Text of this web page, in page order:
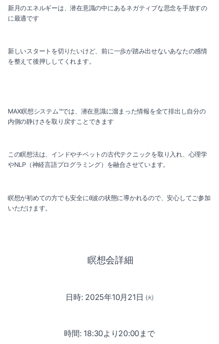
新月のエネルギーは、潜在意識の中にあるネガティブな思念を手放すの
に最適です
新しいスタートを切りたいけど、前に一歩が踏み出せないあなたの感情
を整えて後押ししてくれます。
MAX瞑想システム™では、潜在意識に溜まった情報を全て排出し自分の
内側の静けさを取り戻すことできます
この瞑想法は、インドやチベットの古代テクニックを取り入れ、心理学
やNLP（神経言語プログラミング）を融合させています。
瞑想が初めての方でも安全にθ波の状態に導かれるので、安心してご参加
いただけます。
瞑想会詳細
日時: 2025年10月21日 ㈫
時間: 18:30より20:00まで